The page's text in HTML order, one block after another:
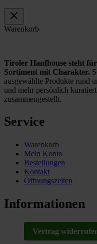
Warenkorb
Tiroler Hanfhouse steht
Sortiment mit Charakter.
ausgewählte Produkte rund
und mehr persönlich
zusammengestellt.
Service
Warenkorb
Mein Konto
Bestellungen
Kontakt
Öffnungszeiten
Informationen
Vertrag